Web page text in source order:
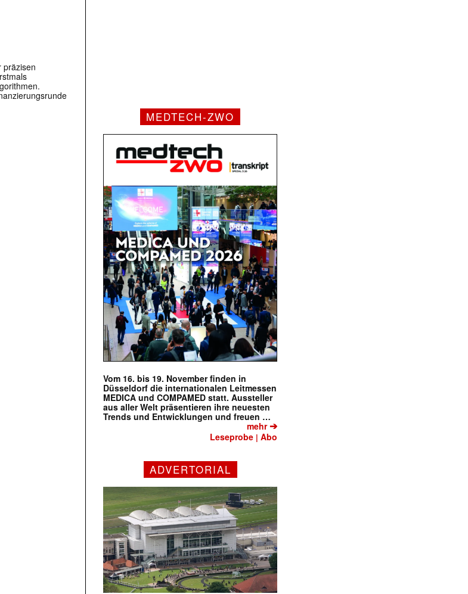
präzisen
MEDTECH-ZWO
Vom 16. bis 19. November finden in
Düsseldorf die internationalen Leitmessen
MEDICA und COMPAMED statt. Aussteller
aus aller Welt präsentieren ihre neuesten
Trends und Entwicklungen und freuen …
mehr➔
Leseprobe |Abo
ADVERTORIAL